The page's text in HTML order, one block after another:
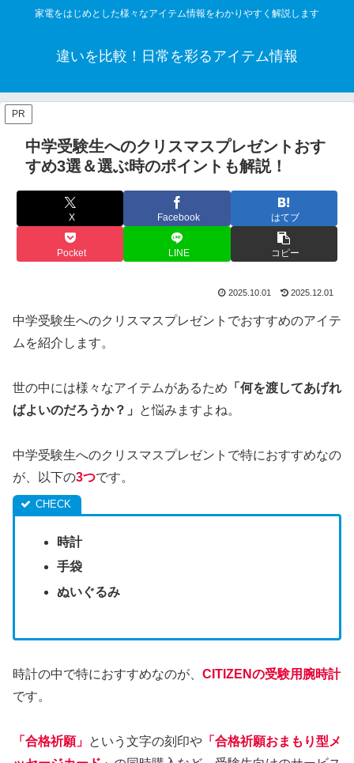
家電をはじめとした様々なアイテム情報をわかりやすく解説します
違いを比較！日常を彩るアイテム情報
PR
中学受験生へのクリスマスプレゼントおす
すめ3選＆選ぶ時のポイントも解説！
X Facebook はてブ
Pocket LINE コピー
2025.10.01 2025.12.01
中学受験生へのクリスマスプレゼントでおすすめのアイテ
ムを紹介します。
世の中には様々なアイテムがあるため 「何を渡してあげれ
ばよいのだろうか？」
と悩みますよね。
中学受験生へのクリスマスプレゼントで特におすすめなの
が、以下の3つです。
時計
手袋
ぬいぐるみ
時計の中で特におすすめなのが、 CITIZENの受験用腕時計
です。
「合格祈願」 という文字の刻印や 「合格祈願おまもり型メ